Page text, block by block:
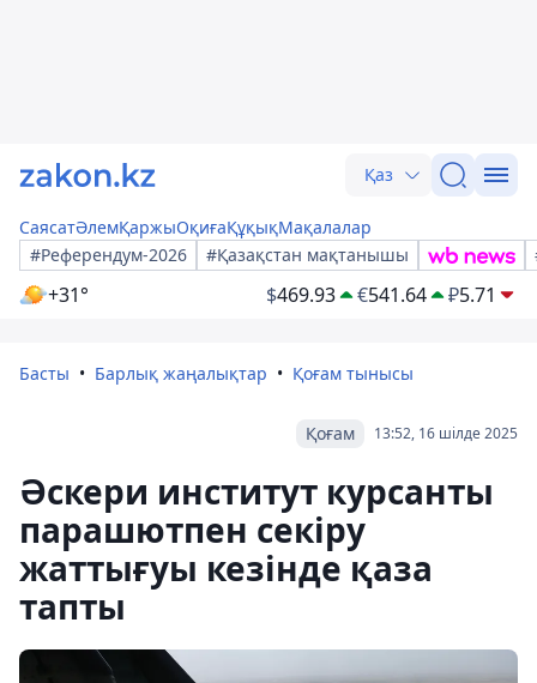
Қаз
СаясатӘлемҚаржыОқиғаҚұқықМақалалар
#Референдум-2026
#Қазақстан мақтанышы
+31° $469.93 €541.64 ₽5.71
Басты Барлық жаңалықтар Қоғам тынысы
13:52, 16 шілде 2025
Қоғам
Әскери институт курсанты
парашютпен секіру
жаттығуы кезінде қаза
тапты